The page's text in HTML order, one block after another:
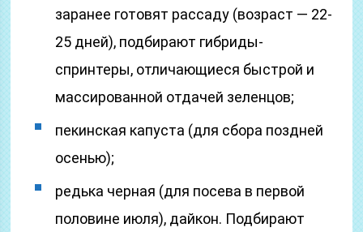
заранее готовят рассаду (возраст — 22-
25 дней), подбирают гибриды-
спринтеры, отличающиеся быстрой и
массированной отдачей зеленцов;
пекинская капуста (для сбора поздней
осенью);
редька черная (для посева в первой
половине июля), дайкон. Подбирают